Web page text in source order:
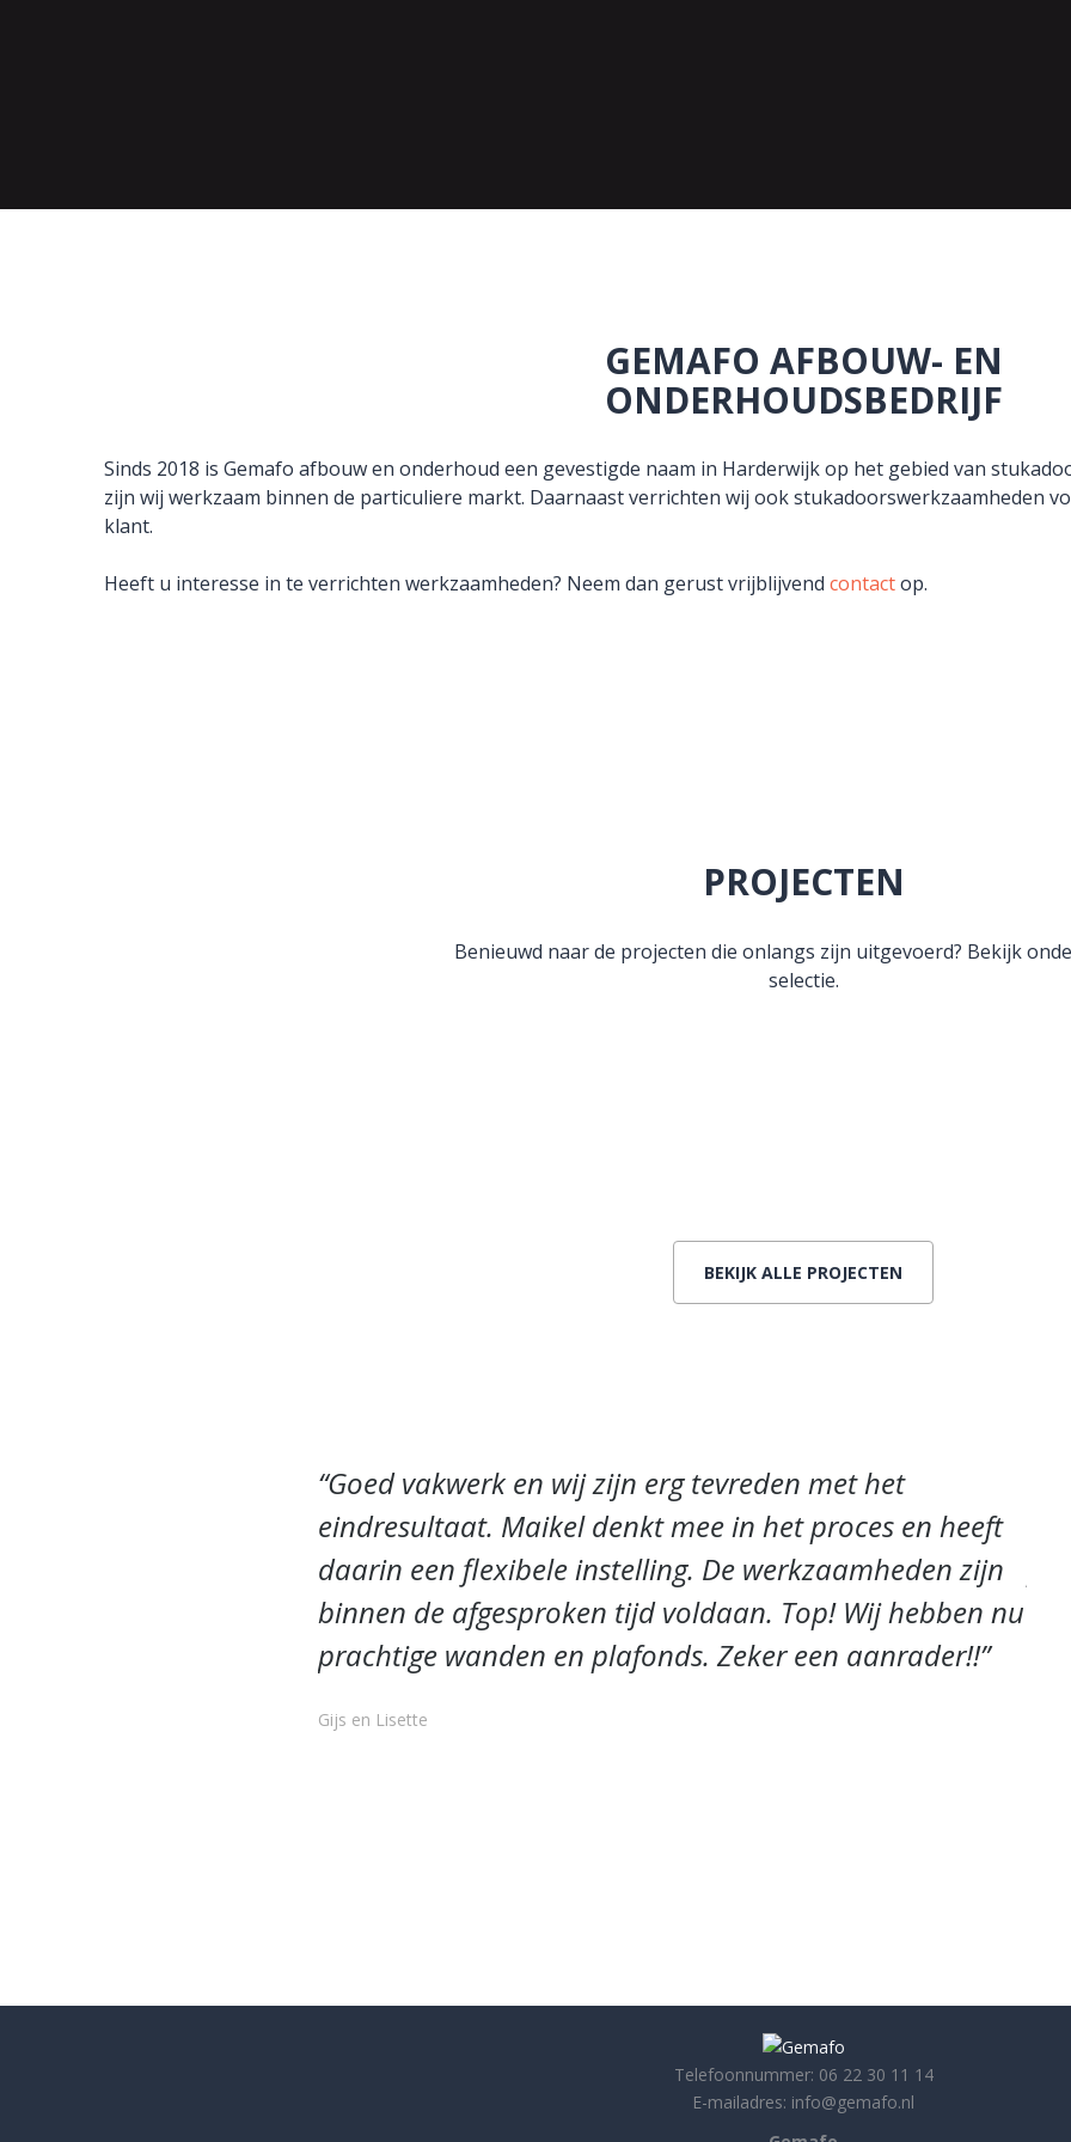
GEMAFO AFBOUW- EN
ONDERHOUDSBEDRIJF
Sinds 2018 is Gemafo afbouw en onderhoud een gevestigde naam in Harderwijk op het gebied van
zijn wij werkzaam binnen de particuliere markt. Daarnaast verrichten wij ook stukadoorswerkzaamheden
klant.
Heeft u interesse in te verrichten werkzaamheden? Neem dan gerust vrijblijvend contactop.
PROJECTEN
Benieuwd naar de projecten die onlangs zijn uitgevoerd? Bekijk
selectie.
BEKIJK ALLE PROJECTEN
Goed vakwerk en wij zijn erg tevreden met het
eindresultaat. Maikel denkt mee in het proces en heeft
daarin een flexibele instelling. De werkzaamheden zijn
binnen de afgesproken tijd voldaan. Top! Wij hebben nu
prachtige wanden en plafonds. Zeker een aanrader!!
Gijs en Lisette
Telefoonnummer: 06 22 30 11 14
E-mailadres: info@gemafo.nl